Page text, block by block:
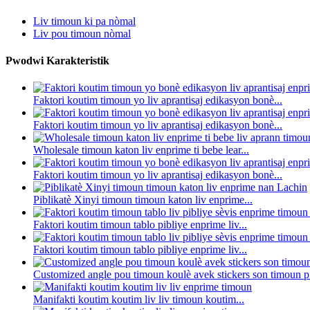
Liv timoun ki pa nòmal
Liv pou timoun nòmal
Pwodwi Karakteristik
Faktori koutim timoun yo liv aprantisaj edikasyon bonè...
Faktori koutim timoun yo liv aprantisaj edikasyon bonè...
Wholesale timoun katon liv enprime ti bebe lear...
Faktori koutim timoun yo liv aprantisaj edikasyon bonè...
Piblikatè Xinyi timoun timoun katon liv enprime...
Faktori koutim timoun tablo pibliye enprime liv...
Faktori koutim timoun tablo pibliye enprime liv...
Customized angle pou timoun koulè avek stickers son timoun
Manifakti koutim koutim liv liv timoun koutim...